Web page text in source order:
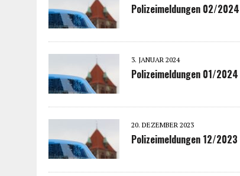
Polizeimeldungen 02/2024
3. JANUAR 2024
Polizeimeldungen 01/2024
20. DEZEMBER 2023
Polizeimeldungen 12/2023